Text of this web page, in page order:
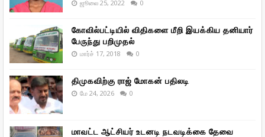
ஜூலை 25, 2022 0
கோவில்பட்டியில் விதிகளை மீறி இயக்கிய தனியார்
பேருந்து பறிமுதல்
மார்ச் 17, 2018 0
திமுகவிற்கு ராஜ் மோகன் பதிலடி
மே 24, 2026 0
மாவட்ட ஆட்சியர் உடனடி நடவடிக்கை தேவை